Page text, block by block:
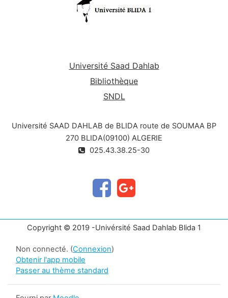
Université Saad Dahlab
Bibliothèque
SNDL
Université SAAD DAHLAB de BLIDA route de SOUMAA BP
270 BLIDA(09100) ALGERIE
025.43.38.25-30
Copyright © 2019 -Univérsité Saad Dahlab Blida 1
Non connecté. (Connexion)
Obtenir l'app mobile
Passer au thème standard